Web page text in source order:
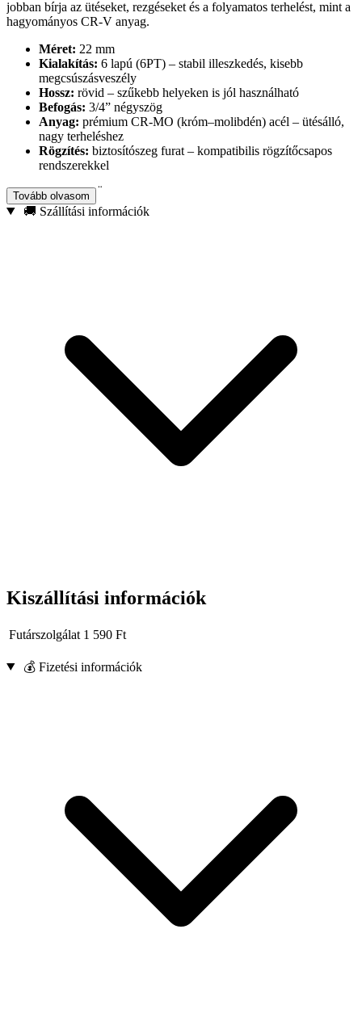
jobban bírja az ütéseket, rezgéseket és a folyamatos terhelést, mint a
hagyományos CR-V anyag.
Méret: 22 mm
Kialakítás: 6 lapú (6PT) – stabil illeszkedés, kisebb
megcsúszásveszély
Hossz: rövid – szűkebb helyeken is jól használható
Befogás: 3/4” négyszög
Anyag: prémium CR-MO (króm–molibdén) acél – ütésálló,
nagy terheléshez
Rögzítés: biztosítószeg furat – kompatibilis rögzítőcsapos
rendszerekkel
Miért CR-MO?Ütvecsavarozóhoz ez a megfelelő választás: magas
ütésállóság, jobb rugalmasság és megbízhatóság intenzív, ipari
Tovább olvasom
🚚 Szállítási információk
Kiszállítási információk
Futárszolgálat 1 590 Ft
💰 Fizetési információk